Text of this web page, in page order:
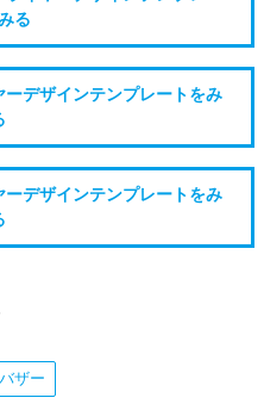
る
デザインテンプレートをみ
デザインテンプレートをみ
バザー